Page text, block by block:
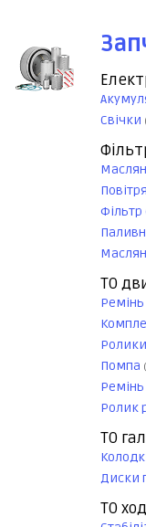
Свічки
Фільтр
ТО
Помпа
Ролик
ТО
Диски
ТО